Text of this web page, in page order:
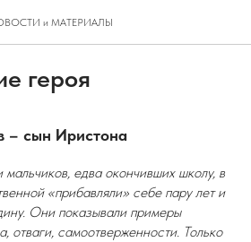
и МАТЕРИАЛЫ
героя
– сын Иристона
мальчиков, едва окончивших школу, в
«прибавляли» себе пару лет и
Они показывали примеры
отваги, самоотверженности. Только